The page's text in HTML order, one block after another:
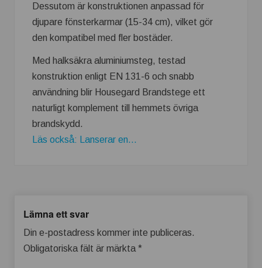
Dessutom är konstruktionen anpassad för
djupare fönsterkarmar (15-34 cm), vilket gör
den kompatibel med fler bostäder.
Med halksäkra aluminiumsteg, testad
konstruktion enligt EN 131-6 och snabb
användning blir Housegard Brandstege ett
naturligt komplement till hemmets övriga
brandskydd.
Läs också: Lanserar en...
Lämna ett svar
Din e-postadress kommer inte publiceras.
Obligatoriska fält är märkta *